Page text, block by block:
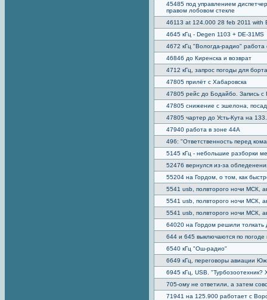
45485 под управлением
правом лобовом стекле
46113 at 124.000 28 feb 2011 with
4645 кГц - Degen 1103 + DE-31MS
4672 кГц "Вологда-радио" работа
46846 до Киренска и возврат
4712 кГц, запрос погоды для
47805 прилёт с Хабаровска
47805 рейс до Бодайбо. Запись с
47805 снижение с эшелона,
47805 чартер до Усть-Кута на
47940 работа в зоне 44А
496: "Ответственность перед
5145 кГц - небольшие разборки
52476 вернулся из-за
55204 на Гордом, о том, как
5541 usb, полвторого ночи МСК,
5541 usb, полвторого ночи МСК,
5541 usb, полвторого ночи МСК,
64020 на Гордом решили толкать
644 и 645 выключаются по погоде
6540 кГц "Ош-радио"
6649 кГц, переговоры авиации
6945 кГц, USB.
705-ому не ответили, а затем
71941 на 125.900 работает с